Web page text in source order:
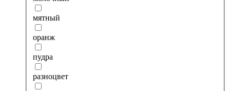
мятный
оранж
пудра
разноцвет